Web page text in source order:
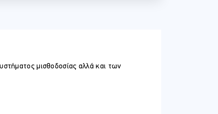
μισθοδοσίας αλλά και των